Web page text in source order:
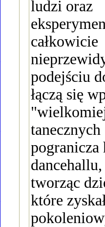
ludzi oraz
całkowicie
podejściu
łączą się
pogranicza
tworząc
które